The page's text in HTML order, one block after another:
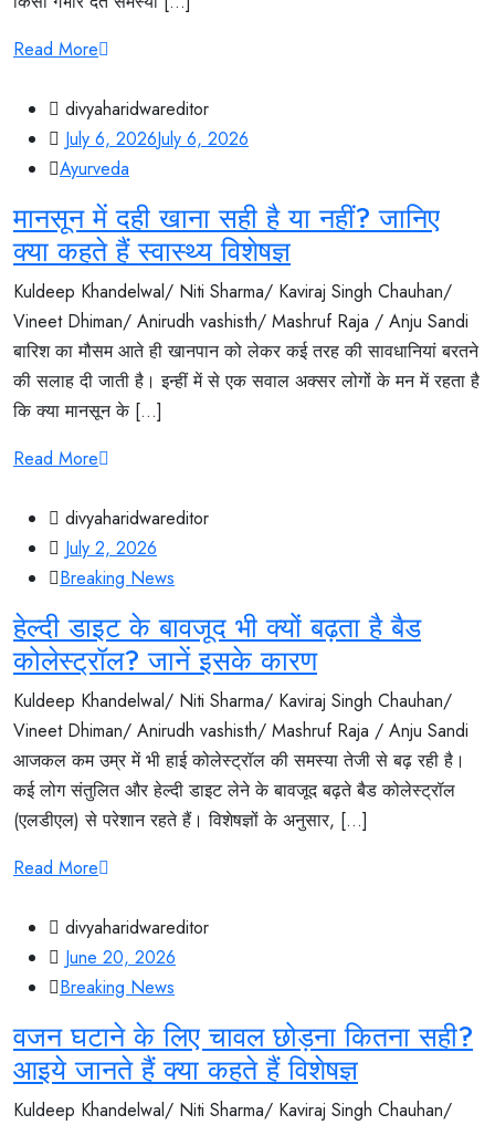
Read More
divyaharidwareditor
July 6, 2026July 6, 2026
Ayurveda
मानसून में दही खाना सही है या नहीं? जानिए
क्या कहते हैं स्वास्थ्य विशेषज्ञ
Kuldeep Khandelwal/ Niti Sharma/ Kaviraj Singh Chauhan/
Vineet Dhiman/ Anirudh vashisth/ Mashruf Raja / Anju Sandi
बारिश का मौसम आते ही खानपान को लेकर कई तरह की सावधानियां बरतने
की सलाह दी जाती है। इन्हीं में से एक सवाल अक्सर लोगों के मन में रहता है
कि क्या मानसून के [...]
Read More
divyaharidwareditor
July 2, 2026
Breaking News
हेल्दी डाइट के बावजूद भी क्यों बढ़ता है बैड
कोलेस्ट्रॉल? जानें इसके कारण
Kuldeep Khandelwal/ Niti Sharma/ Kaviraj Singh Chauhan/
Vineet Dhiman/ Anirudh vashisth/ Mashruf Raja / Anju Sandi
आजकल कम उम्र में भी हाई कोलेस्ट्रॉल की समस्या तेजी से बढ़ रही है।
कई लोग संतुलित और हेल्दी डाइट लेने के बावजूद बढ़ते बैड कोलेस्ट्रॉल
(एलडीएल) से परेशान रहते हैं। विशेषज्ञों के अनुसार, [...]
Read More
divyaharidwareditor
June 20, 2026
Breaking News
वजन घटाने के लिए चावल छोड़ना कितना सही?
आइये जानते हैं क्या कहते हैं विशेषज्ञ
Kuldeep Khandelwal/ Niti Sharma/ Kaviraj Singh Chauhan/